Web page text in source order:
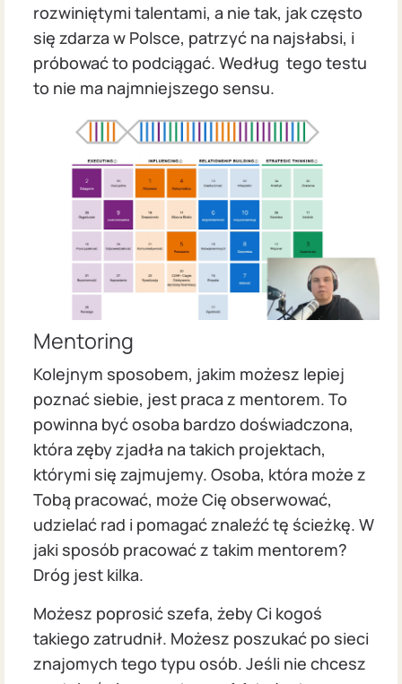
rozwiniętymi talentami, a nie tak, jak często
się zdarza w Polsce, patrzyć na najsłabsi, i
próbować to podciągać. Według tego testu
to nie ma najmniejszego sensu.
Mentoring
Kolejnym sposobem, jakim możesz lepiej
poznać siebie, jest praca z mentorem. To
powinna być osoba bardzo doświadczona,
która zęby zjadła na takich projektach,
którymi się zajmujemy. Osoba, która może z
Tobą pracować, może Cię obserwować,
udzielać rad i pomagać znaleźć tę ścieżkę. W
jaki sposób pracować z takim mentorem?
Dróg jest kilka.
Możesz poprosić szefa, żeby Ci kogoś
takiego zatrudnił. Możesz poszukać po sieci
znajomych tego typu osób. Jeśli nie chcesz